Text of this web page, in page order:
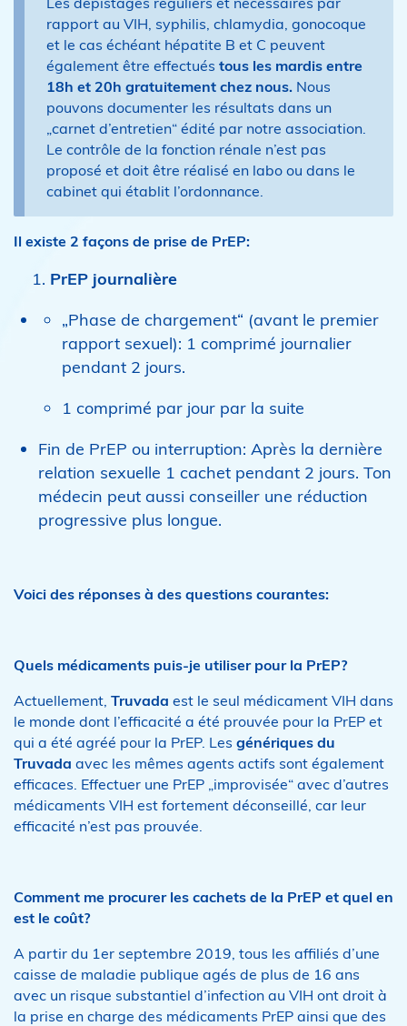
rapport au VIH, syphilis, chlamydia, gonocoque
et le cas échéant hépatite B et C peuvent
également être effectués tous les mardis entre
18h et 20h gratuitement chez nous. Nous
pouvons documenter les résultats dans un
„carnet d’entretien“ édité par notre association.
Le contrôle de la fonction rénale n’est pas
proposé et doit être réalisé en labo ou dans le
cabinet qui établit l’ordonnance.
Il existe 2 façons de prise de PrEP:
PrEP journalière
„Phase de chargement“ (avant le premier
rapport sexuel): 1 comprimé journalier
pendant 2 jours.
1 comprimé par jour par la suite
Fin de PrEP ou interruption: Après la dernière
relation sexuelle 1 cachet pendant 2 jours. Ton
médecin peut aussi conseiller une réduction
progressive plus longue.
Voici des réponses à des questions courantes:
Quels médicaments puis-je utiliser pour la PrEP?
Actuellement, Truvada est le seul médicament VIH dans
le monde dont l’efficacité a été prouvée pour la PrEP et
qui a été agréé pour la PrEP. Les génériques du
Truvada avec les mêmes agents actifs sont également
efficaces. Effectuer une PrEP „improvisée“ avec d’autres
médicaments VIH est fortement déconseillé, car leur
efficacité n’est pas prouvée.
Comment me procurer les cachets de la PrEP et quel en
est le coût?
A partir du 1er septembre 2019, tous les affiliés d’une
caisse de maladie publique agés de plus de 16 ans
avec un risque substantiel d’infection au VIH ont droit à
la prise en charge des médicaments PrEP ainsi que des